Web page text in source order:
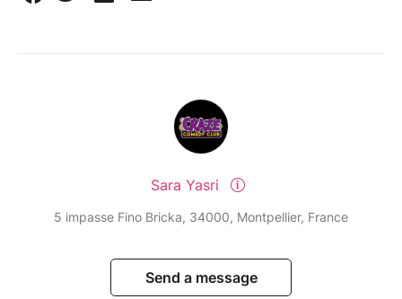
Sara Yasri
5 impasse Fino Bricka, 34000, Montpellier, France
Send a message